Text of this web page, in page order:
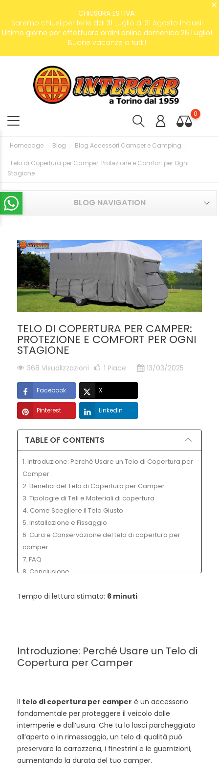
CHIUSURA ESTIVA:
Saremo chiusi per ferie dal 31 Luglio al 31 Agosto inclusi!
Ultimo giorno per effettuare ordini online domenica 26 Luglio!
Buone vacanze a tutti!
0
Homepage Blog Blog Accessori Camper e Camping
Telo di Copertura per Camper: Protezione e Comfort per Ogni
Stagione
BLOG NAVIGATION
TELO DI COPERTURA PER CAMPER:
PROTEZIONE E COMFORT PER OGNI
STAGIONE
368 Visualizzazioni 1 Piace 13/03/2025
Facebook X
Pinterest LinkedIn
TABLE OF CONTENTS
1. Introduzione: Perché Usare un Telo di Copertura per
Camper
2. Benefici del Telo di Copertura per Camper
3. Tipologie di Teli e Materiali di copertura
4. Come Scegliere il Telo Giusto
5. Installazione e Fissaggio
6. Cura e Conservazione del telo di copertura per
camper
7. FAQ
8. Conclusione
Tempo di lettura stimato: 6 minuti
Introduzione: Perché Usare un Telo di
Copertura per Camper
Il telo di copertura per camper è un accessorio
fondamentale per proteggere il veicolo dalle
intemperie e dall’usura. Che tu lo lasci parcheggiato
all’aperto o in rimessaggio, un telo di qualità può
preservare la carrozzeria, i finestrini e le guarnizioni,
aumentando la durata del tuo camper.